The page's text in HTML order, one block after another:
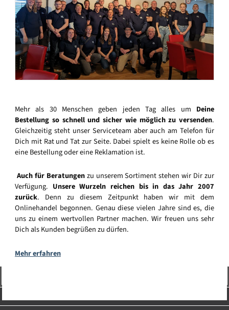
Mehr als 30 Menschen geben jeden Tag alles um Deine
Bestellung so schnell und sicher wie möglich zu versenden.
Gleichzeitig steht unser Serviceteam aber auch am Telefon für
Dich mit Rat und Tat zur Seite. Dabei spielt es keine Rolle ob es
eine Bestellung oder eine Reklamation ist.
Auch für Beratungenzu unserem Sortiment stehen wir Dir zur
Verfügung. Unsere Wurzeln reichen bis in das Jahr 2007
zurück. Denn zu diesem Zeitpunkt haben wir mit dem
Onlinehandel begonnen. Genau diese vielen Jahre sind es, die
uns zu einem wertvollen Partner machen. Wir freuen uns sehr
Dich als Kunden begrüßen zu dürfen.
Mehr erfahren